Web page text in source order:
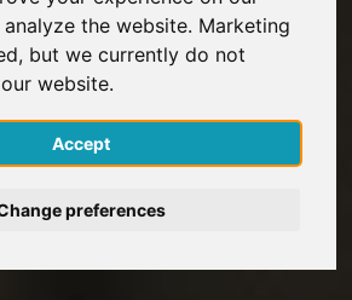
the website. Marketing
but we currently do not
website.
Accept
preferences
Regístrate gratis
Iniciar sesión
English
Deutsch
Nederlands